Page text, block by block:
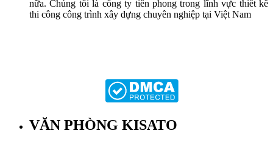
nữa. Chúng tôi là công ty tiên phong trong lĩnh vực thiết kế
thi công công trình xây dựng chuyên nghiệp tại Việt Nam
VĂN PHÒNG KISATO